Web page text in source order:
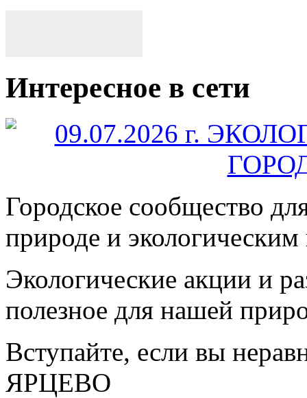
Интересное в сети
Городское сообщество
природе и
Экологические акции и
полезное для нашей
Вступайте, если вы
ЯРЦЕВО